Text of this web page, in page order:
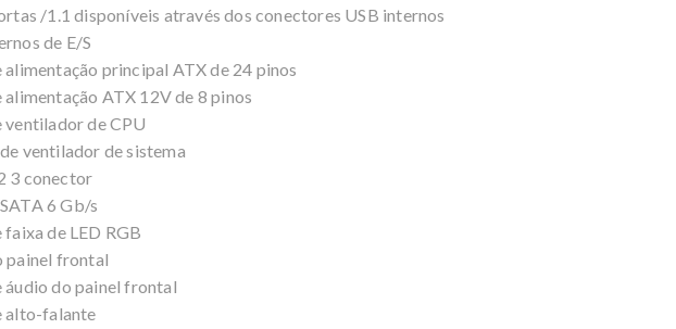
/1.1 disponíveis através dos conectores USB internos
de E/S
alimentação principal ATX de 24 pinos
ATX 12V de 8 pinos
ventilador de CPU
ventilador de sistema
3 conector
6 Gb/s
de LED RGB
painel frontal
áudio do painel frontal
alto-falante